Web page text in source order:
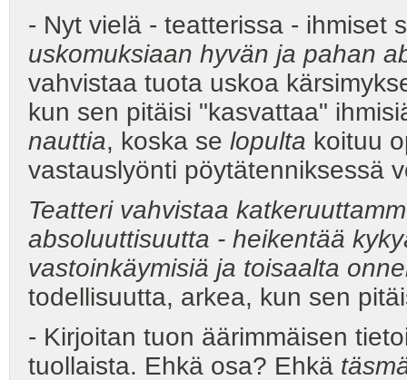
- Nyt vielä - teatterissa - ihmiset
uskomuksiaan hyvän ja pahan
vahvistaa tuota uskoa
kun sen pitäisi "kasvattaa"
nauttia, koska se lopulta koituu
vastauslyönti pöytätenniksessä
Teatteri vahvistaa
absoluuttisuutta - heikentää
vastoinkäymisiä ja toisaalta
todellisuutta, arkea, kun sen
- Kirjoitan tuon äärimmäisen
tuollaista. Ehkä osa? Ehkä